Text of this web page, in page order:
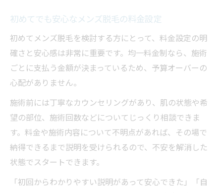
初めてでも安心なメンズ脱毛の料金設定
初めてメンズ脱毛を検討する方にとって、料金設定の明
確さと安心感は非常に重要です。均一料金制なら、施術
ごとに支払う金額が決まっているため、予算オーバーの
心配がありません。
施術前には丁寧なカウンセリングがあり、肌の状態や希
望の部位、施術回数などについてじっくり相談できま
す。料金や施術内容について不明点があれば、その場で
納得できるまで説明を受けられるので、不安を解消した
状態でスタートできます。
「初回からわかりやすい説明があって安心できた」「自